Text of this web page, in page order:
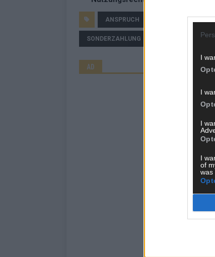
I
I
I
I
of
was
ANSPRUCH
SONDERZAHLUNG TARIFVERTRAG
AD